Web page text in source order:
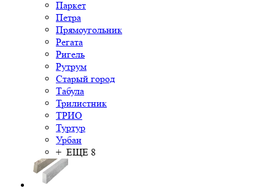
Паркет
Петра
Прямоугольник
Регата
Ригель
Рутрум
Старый город
Табула
Трилистник
ТРИО
Туртур
Урбан
+ ЕЩЕ 8